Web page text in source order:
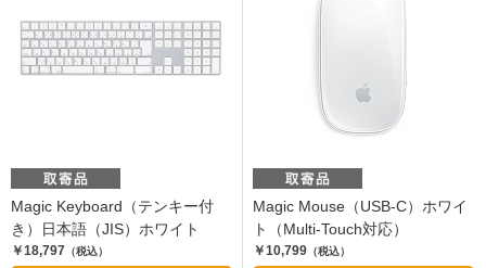
Magic Keyboard（テンキー付
き）日本語（JIS）ホワイト
￥18,797 （税込）
Magic Mouse（USB-C）ホワイ
ト（Multi-Touch対応）
￥10,799（税込）